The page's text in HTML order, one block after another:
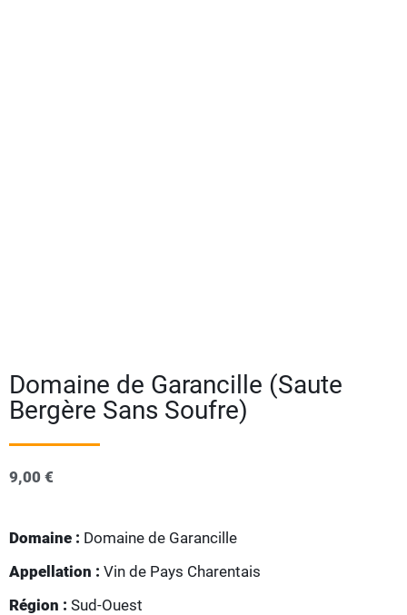
Domaine de Garancille (Saute
Bergère Sans Soufre)
9,00 €
Domaine : Domaine de Garancille
Appellation : Vin de Pays Charentais
Région : Sud-Ouest